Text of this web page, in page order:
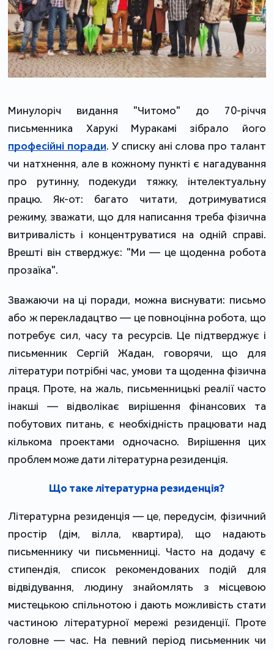
Минулоріч видання "Читомо" до 70-річчя
письменника Харукі Муракамі зібрало його
професійні поради. У списку ані слова про талант
чи натхнення, але в кожному пункті є нагадування
про рутинну, подекуди тяжку, інтелектуальну
працю. Як-от: багато читати, дотримуватися
режиму, зважати, що для написання треба фізична
витривалість і концентруватися на одній справі.
Врешті він стверджує: "Ми ― це щоденна робота
прозаїка".
Зважаючи на ці поради, можна виснувати: письмо
або ж перекладацтво ― це повноцінна робота, що
потребує сил, часу та ресурсів. Це підтверджує і
письменник Сергій Жадан, говорячи, що для
літератури потрібні час, умови та щоденна фізична
праця. Проте, на жаль, письменницькі реалії часто
інакші ― відволікає вирішення фінансових та
побутових питань, є необхідність працювати над
кількома проектами одночасно. Вирішення цих
проблем може дати літературна резиденція.
Що таке літературна резиденція?
Літературна резиденція ― це, передусім, фізичний
простір (дім, вілла, квартира), що надають
письменнику чи письменниці. Часто на додачу є
стипендія, список рекомендованих подій для
відвідування, людину знайомлять з місцевою
мистецькою спільнотою і дають можливість стати
частиною літературної мережі резиденції. Проте
головне ― час. На певний період письменник чи